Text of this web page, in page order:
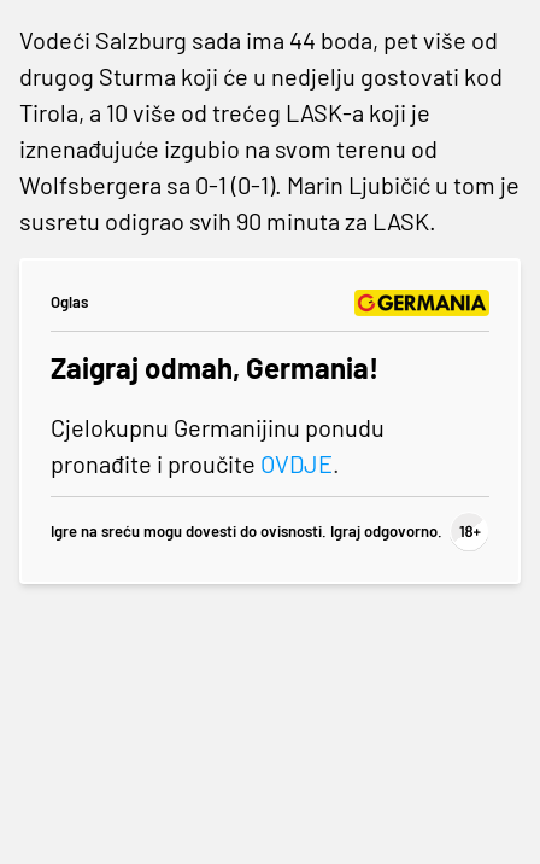
Vodeći Salzburg sada ima 44 boda, pet više od
drugog Sturma koji će u nedjelju gostovati kod
Tirola, a 10 više od trećeg LASK-a koji je
iznenađujuće izgubio na svom terenu od
Wolfsbergera sa 0-1 (0-1). Marin Ljubičić u tom je
susretu odigrao svih 90 minuta za LASK.
Oglas
Zaigraj odmah, Germania!
Cjelokupnu Germanijinu ponudu
pronađite i proučite OVDJE.
Igre na sreću mogu dovesti do ovisnosti. Igraj odgovorno.